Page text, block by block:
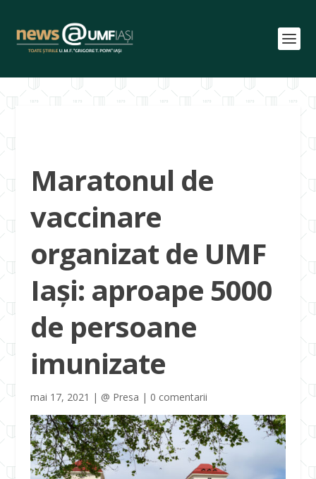
Maratonul de
vaccinare
organizat de UMF
Iași: aproape 5000
de persoane
imunizate
mai 17, 2021 | @ Presa | 0 comentarii